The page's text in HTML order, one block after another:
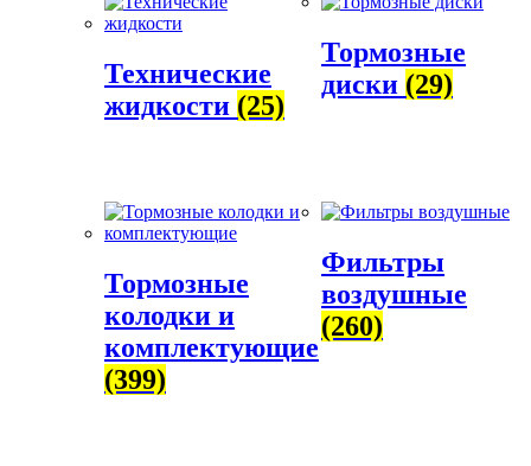
Технические
жидкости (25)
Тормозные
диски (29)
Тормозные
колодки и
комплектующие
(399)
Фильтры
воздушные
(260)